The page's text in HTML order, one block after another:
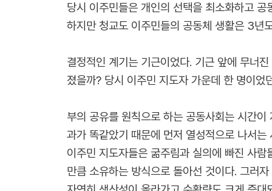
당시 이주민들은 개인의 선택을 최소화하고
하지만 청교도 이주민들의 공동체 생활은 3년
결정적인 계기는 기근이었다. 기근 앞에 무너
졌을까? 당시 이주민 지도자 가운데 한 명이었
부의 공유를 원칙으로 하는 공동사회는 시간
과가 똑같았기 때문에 먼저 열성적으로 나서
이주민 지도자들은 굶주림과 실의에 빠진 사
만큼 소유하는 방식으로 돌아선 것이다. 그러